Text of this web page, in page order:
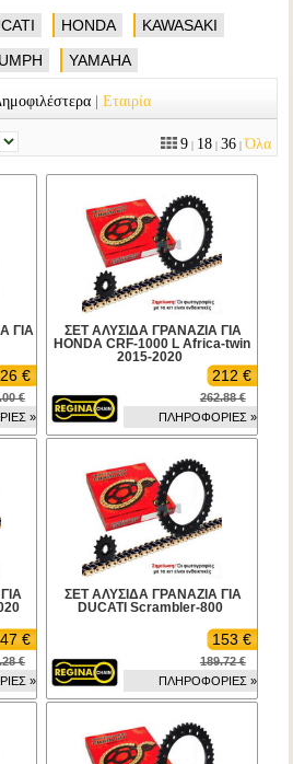
HONDA
KAWASAKI
YAMAHA
|Εταιρία
9| 18| 36| Όλα
ΓΙΑ
€
€
»
ΣΕΤ ΑΛΥΣΙΔΑ ΓΡΑΝΑΖΙΑ ΓΙΑ
HONDA CRF-1000 L Africa-twin
2015-2020
212 €
262.88 €
ΠΛΗΡΟΦΟΡΙΕΣ »
€
€
»
ΣΕΤ ΑΛΥΣΙΔΑ ΓΡΑΝΑΖΙΑ ΓΙΑ
DUCATI Scrambler-800
153 €
189.72 €
ΠΛΗΡΟΦΟΡΙΕΣ »